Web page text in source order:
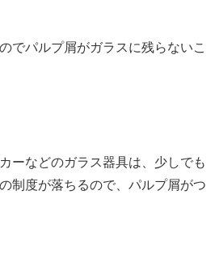
でパルプ屑がガラスに残らないこ
ーなどのガラス器具は、少しでも
制度が落ちるので、パルプ屑がつ